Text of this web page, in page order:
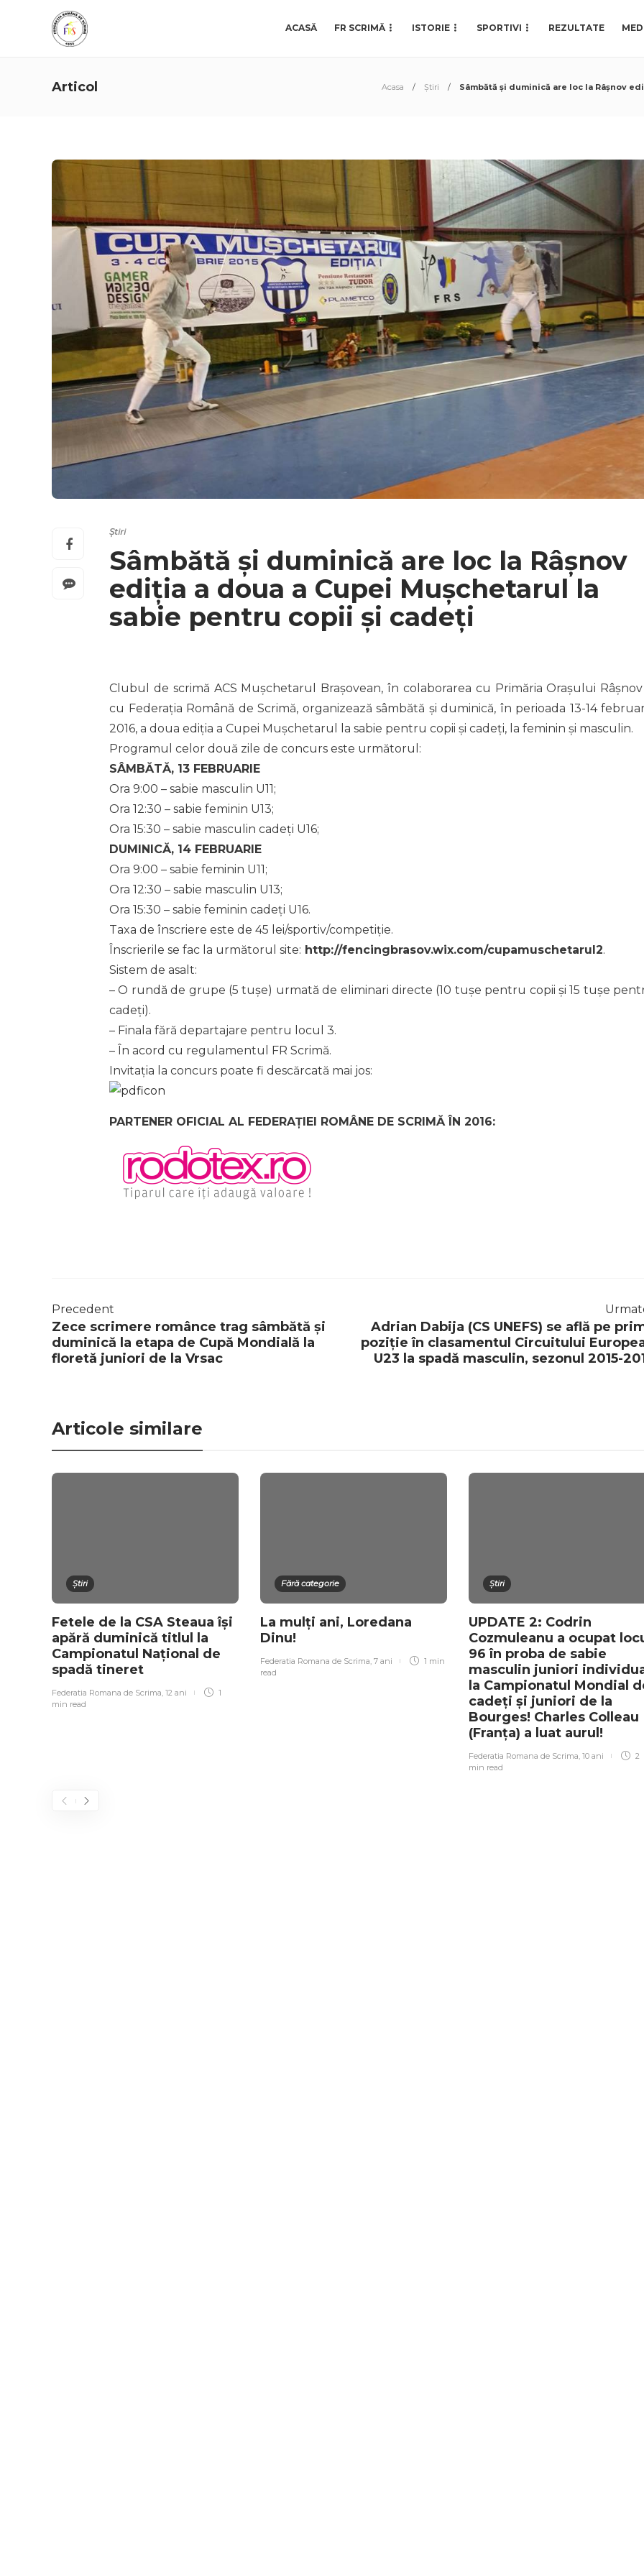
ACASĂ FR SCRIMĂ ISTORIE SPORTIVI REZULTATE
Articol Acasa Știri Sâmbătă și duminică are loc la Râșnov
Știri
Sâmbătă și duminică are loc la Râșnov
ediția a doua a Cupei Mușchetarul la
sabie pentru copii și cadeți
Clubul de scrimă ACS Mușchetarul Brașovean, în colaborarea cu Primăria Orașului
cu Federația Română de Scrimă, organizează sâmbătă și duminică, în perioada 13-14
2016, a doua ediția a Cupei Mușchetarul la sabie pentru copii și cadeți, la feminin și masculin.
Programul celor două zile de concurs este următorul:
SÂMBĂTĂ, 13 FEBRUARIE
Ora 9:00 – sabie masculin U11;
Ora 12:30 – sabie feminin U13;
Ora 15:30 – sabie masculin cadeți U16;
DUMINICĂ, 14 FEBRUARIE
Ora 9:00 – sabie feminin U11;
Ora 12:30 – sabie masculin U13;
Ora 15:30 – sabie feminin cadeți U16.
Taxa de înscriere este de 45 lei/sportiv/competiție.
Înscrierile se fac la următorul site: http://fencingbrasov.wix.com/cupamuschetarul2.
Sistem de asalt:
– O rundă de grupe (5 tușe) urmată de eliminari directe (10 tușe pentru copii și 15 tușe
cadeți).
– Finala fără departajare pentru locul 3.
– În acord cu regulamentul FR Scrimă.
Invitația la concurs poate fi descărcată mai jos:
PARTENER OFICIAL AL FEDERAȚIEI ROMÂNE DE SCRIMĂ ÎN 2016:
Precedent
Zece scrimere românce trag sâmbătă și
duminică la etapa de Cupă Mondială la
floretă juniori de la Vrsac
Adrian Dabija (CS UNEFS) se află pe
poziție în clasamentul Circuitului
U23 la spadă masculin, sezonul 2015-
Articole similare
Știri
Fetele de la CSA Steaua îşi
apără duminică titlul la
Campionatul Naţional de
spadă tineret
Federatia Romana de Scrima, 12 ani
1
min read
Fără categorie
La mulți ani, Loredana
Dinu!
Federatia Romana de Scrima, 7 ani
1 min
read
Știri
UPDATE 2: Codrin
Cozmuleanu a ocupat
96 în proba de sabie
masculin juniori
la Campionatul Mondial
cadeți și juniori de la
Bourges! Charles Colleau
(Franța) a luat aurul!
Federatia Romana de Scrima, 10 ani
2
min read